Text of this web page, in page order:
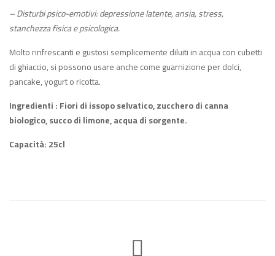
– Disturbi psico-emotivi: depressione latente, ansia, stress,
stanchezza fisica e psicologica.
Molto rinfrescanti e gustosi semplicemente diluiti in acqua con cubetti
di ghiaccio, si possono usare anche come guarnizione per dolci,
pancake, yogurt o ricotta.
Ingredienti : Fiori di issopo selvatico, zucchero di canna
biologico, succo di limone, acqua di sorgente.
Capacità: 25cl